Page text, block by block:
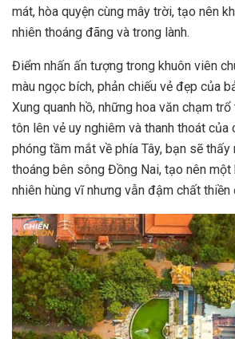
mát, hòa quyện cùng mây trời, tạo nên
nhiên thoáng đãng và trong lành.
Điểm nhấn ấn tượng trong khuôn viên
màu ngọc bích, phản chiếu vẻ đẹp của
Xung quanh hồ, những hoa văn chạm
tôn lên vẻ uy nghiêm và thanh thoát của
phóng tầm mắt về phía Tây, bạn sẽ
thoáng bên sông Đồng Nai, tạo nên
nhiên hùng vĩ nhưng vẫn đậm chất thiền